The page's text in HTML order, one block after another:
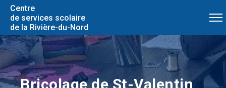
Centre
de services scolaire
de la Rivière-du-Nord
Bricolage de St-Valentin